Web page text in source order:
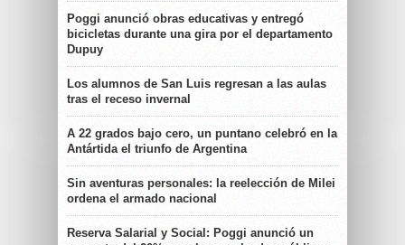
Poggi anunció obras educativas y entregó
bicicletas durante una gira por el departamento
Dupuy
Los alumnos de San Luis regresan a las aulas
tras el receso invernal
A 22 grados bajo cero, un puntano celebró en la
Antártida el triunfo de Argentina
Sin aventuras personales: la reelección de Milei
ordena el armado nacional
Reserva Salarial y Social: Poggi anunció un